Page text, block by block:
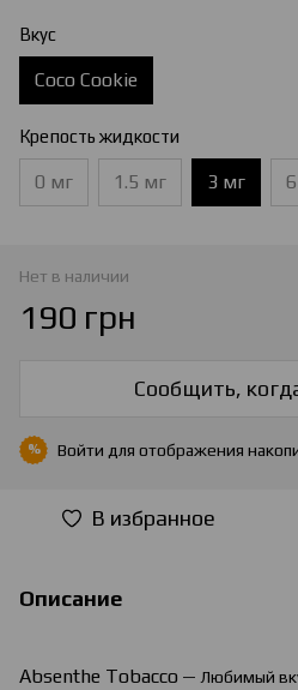
Вкус
Coco Cookie
Крепость жидкости
0 мг 1.5 мг 3 мг
Нет в наличии
190 грн
Сообщить,
% Войти для отображения
В избранное
Описание
Absenthe Tobacco — Любимый